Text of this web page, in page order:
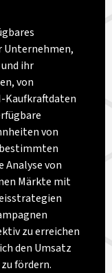
Unternehmen,
ihr
von
Kaufkraftdaten
von
Analyse von
Märkte mit
zu erreichen
den Umsatz
fördern.